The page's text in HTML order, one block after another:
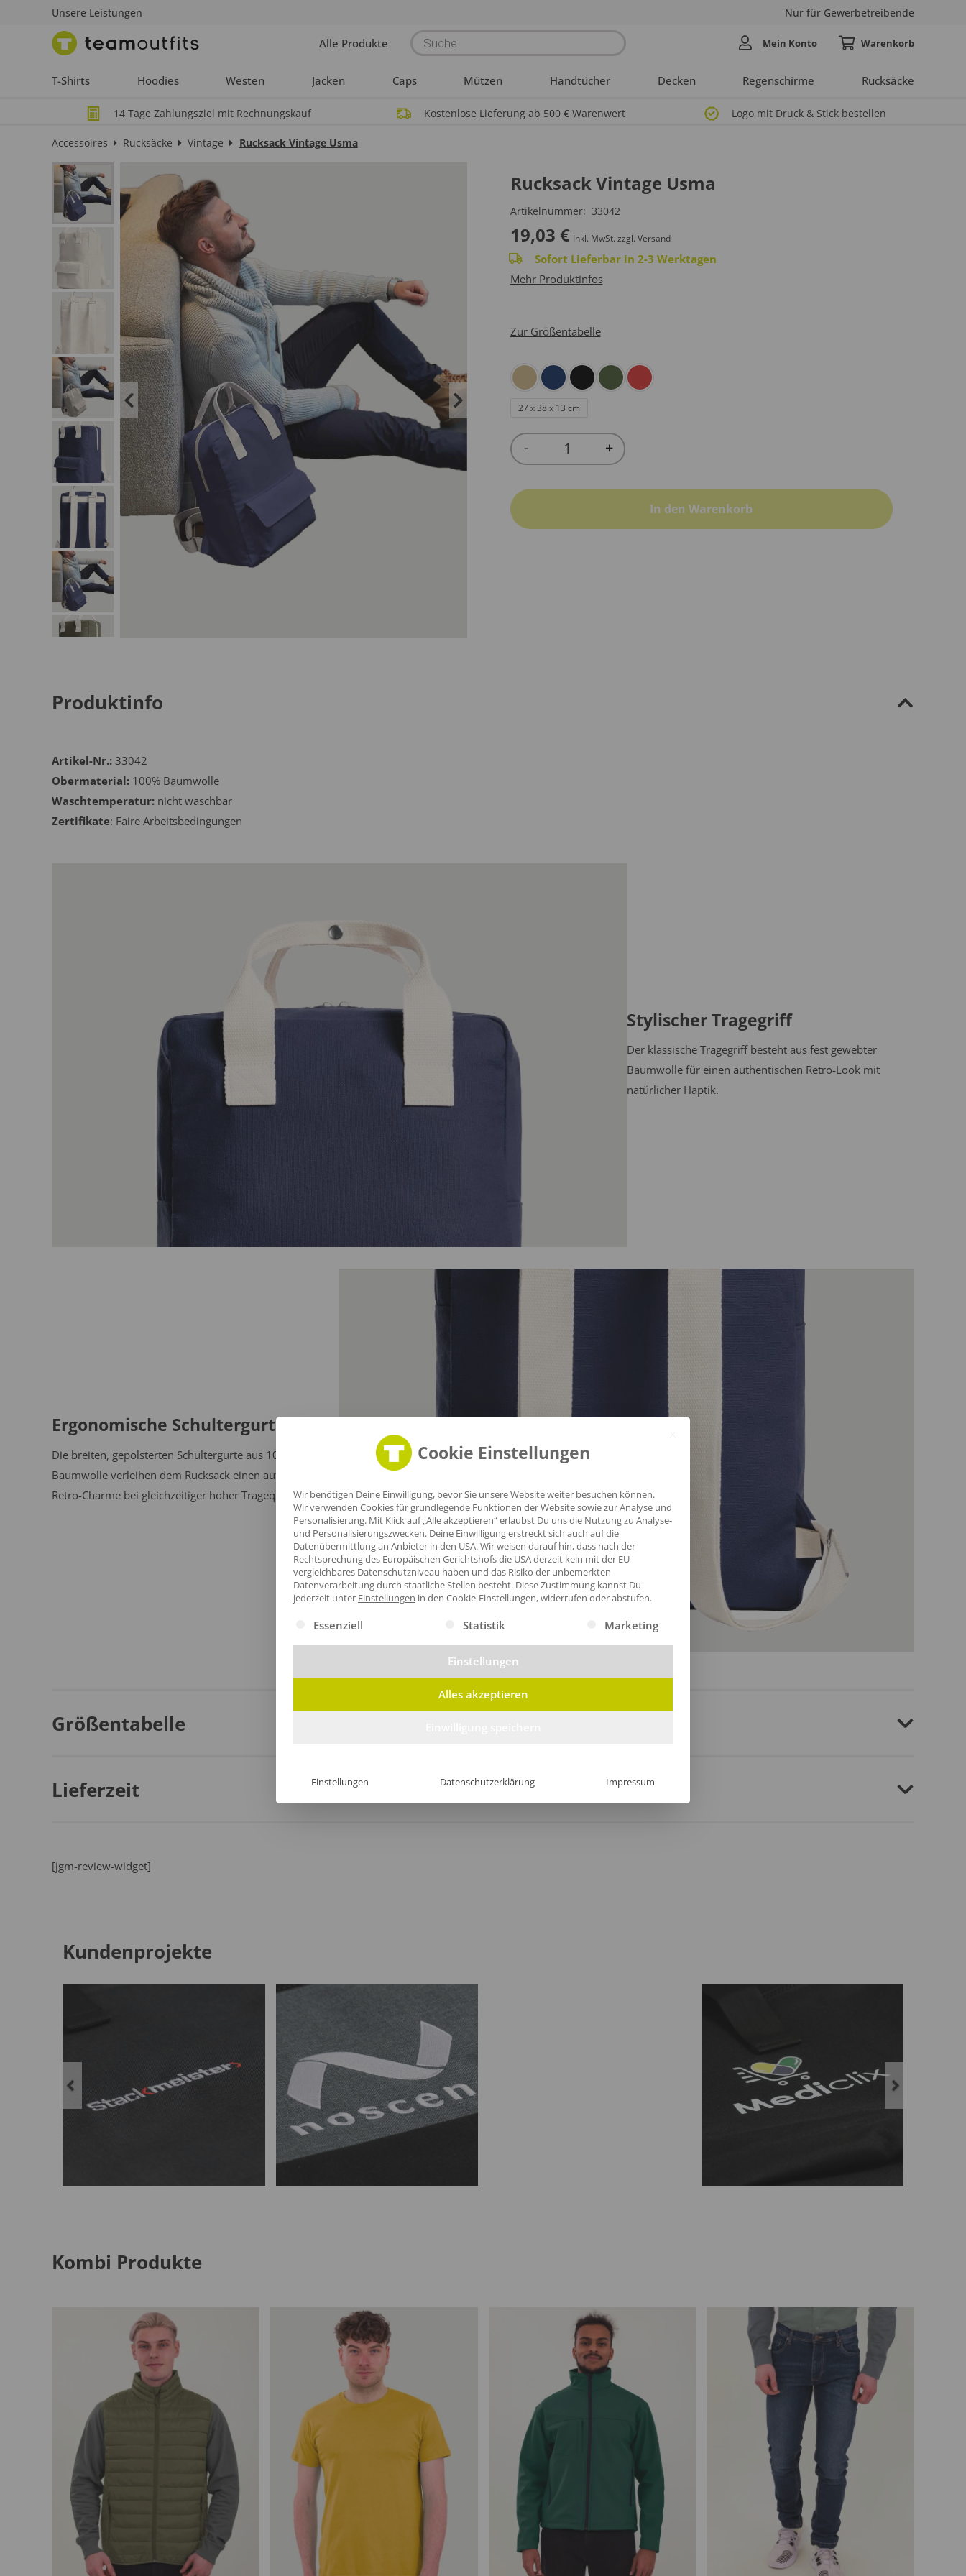
Unsere Leistungen Nur für Gewerbetreibende
Alle Produkte Products
search
T-Shirts Hoodies Westen Jacken Caps Mützen Handtücher Decken Regenschirme Rucksäcke
Mein Konto
14 Tage Zahlungsziel mit Rechnungskauf Kostenlose Lieferung ab 500 € Warenwert Logo mit Druck & Stick bestellen
Accessoires Rucksäcke Vintage Rucksack Vintage Usma
Rucksack Vintage Usma
Artikelnummer: 33042
19,03 € Inkl. MwSt. zzgl. Versand
Sofort Lieferbar in 2-3 Werktagen
Mehr Produktinfos
Zur Größentabelle
27 x 38 x 13 cm
Quantity
- +
In den Warenkorb
Produktinfo
Artikel-Nr.: 33042
Obermaterial: 100% Baumwolle
Waschtemperatur: nicht waschbar
Zertifikate: Faire Arbeitsbedingungen
Stylischer Tragegriff
Der klassische Tragegriff besteht aus fest gewebter
Baumwolle für einen authentischen Retro-Look mit
natürlicher Haptik.
Ergonomische Schultergurte
Die breiten, gepolsterten Schultergurte aus 100% reiner
Baumwolle verleihen dem Rucksack einen authentischen
Retro-Charme bei gleichzeitiger hoher Tragequalität.
Größentabelle
Lieferzeit
[jgm-review-widget]
Kundenprojekte
Kombi Produkte
Cookie Einstellungen
Wir benötigen Deine Einwilligung, bevor Sie unsere Website weiter besuchen können.
Wir verwenden Cookies für grundlegende Funktionen der Website sowie zur Analyse und
Personalisierung. Mit Klick auf „Alle akzeptieren“ erlaubst Du uns die Nutzung zu Analyse-
und Personalisierungszwecken. Deine Einwilligung erstreckt sich auch auf die
Datenübermittlung an Anbieter in den USA. Wir weisen darauf hin, dass nach der
Rechtsprechung des Europäischen Gerichtshofs die USA derzeit kein mit der EU
vergleichbares Datenschutzniveau haben und das Risiko der unbemerkten
Datenverarbeitung durch staatliche Stellen besteht. Diese Zustimmung kannst Du
jederzeit unter Einstellungen in den Cookie-Einstellungen, widerrufen oder abstufen.
Es folgt eine Liste der Service-Gruppen, für die eine Einwilligung erteilt werden kann. Die erste Service-Gruppe ist essenziell und kann
Essenziell Statistik Marketing
Einstellungen
Alles akzeptieren
Einstellungen Datenschutzerklärung Impressum